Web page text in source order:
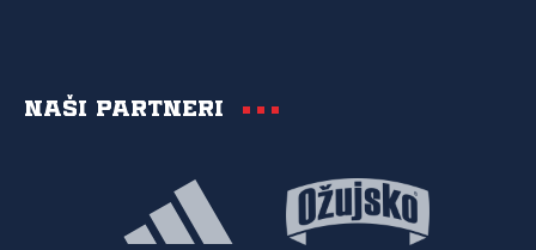
Naši partneri